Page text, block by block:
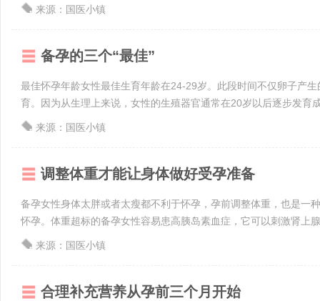
来源：国医小镇
备孕的三个“最佳”
最佳怀孕年龄女性最佳生育年龄在24-29岁。此段时间不仅卵子产
育。因为从生理上来说，女性的生殖器官通常在20岁以后逐步发育
来源：国医小镇
调整体重才能让身体做好受孕准备
备孕女性身体太胖或者太瘦都不利于怀孕，孕前调整体重，也是一
怀孕。体重超标的备孕女性容易患高胰岛素血症，它可以刺激肾上
来源：国医小镇
合理补充营养从孕前三个月开始